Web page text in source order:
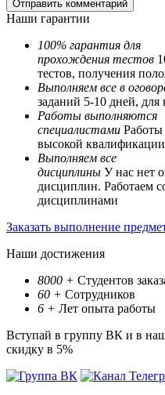
Наши гарантии
100% гарантия для
прохождения тестов
тестов, получения
Выполняем все в
заданий 5-10 дней,
Работы выполняются
специалистами Работы
высокой квалификации
Выполняем все
дисциплины У нас нет
дисциплин. Работаем
дисциплинами
Заказать выполнение
Наши достижения
8000 + Студентов
60 + Сотрудников
6 + Лет опыта работы
Вступай в группу ВК и в
скидку в 5%